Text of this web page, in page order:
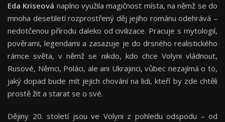
Eda Kriseová naplno využila magičnost místa, na němž se do
mnoha desetiletí rozprostřený děj jejího románu odehrává –
nedotčenou přírodu daleko od civilizace. Pracuje s mytologií,
pověrami, legendami a zasazuje je do drsného realistického
rámce světa, v němž se nikdo, kdo chce Volyni vládnout,
Rusové, Němci, Poláci, ale ani Ukrajinci, vůbec nezajímá o to,
jaký dopad bude mít jejich chování na lidi, kteří by zde chtěli
prostě žít a starat se o své.
Dějiny 20. století jsou ve Volyni z pohledu odspodu – od